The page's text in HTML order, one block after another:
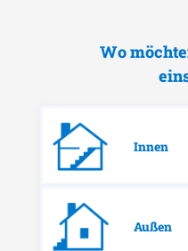
Wo
Innen
Außen